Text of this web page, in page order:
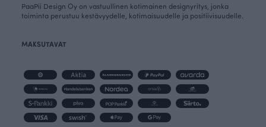
PaaPii Design Oy on vastuullinen kotimainen designyritys, jonka
toiminta perustuu kestävyydelle, kotimaisuudelle ja positiivisuudelle.
MAKSUTAVAT